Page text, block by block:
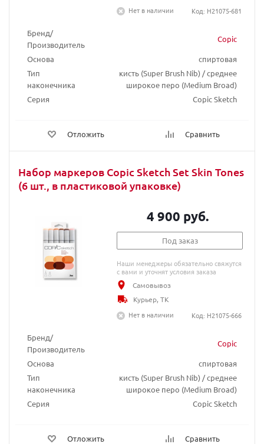
Бренд/
Производитель
Copic
Основа
спиртовая
Тип
наконечника
кисть (Super Brush Nib) / среднее
широкое перо (Medium Broad)
Серия
Copic Sketch
Отложить Сравнить
Нет в наличии
Код: H21075-681
Набор маркеров Copic Sketch Set Skin Tones
(6 шт., в пластиковой упаковке)
Бренд/
Производитель
Copic
Основа
спиртовая
Тип
наконечника
кисть (Super Brush Nib) / среднее
широкое перо (Medium Broad)
Серия
Copic Sketch
Отложить Сравнить
4 900 руб.
Под заказ
Наши менеджеры обязательно свяжутся
с вами и уточнят условия заказа
Самовывоз
Курьер, ТК
Нет в наличии
Код: H21075-666